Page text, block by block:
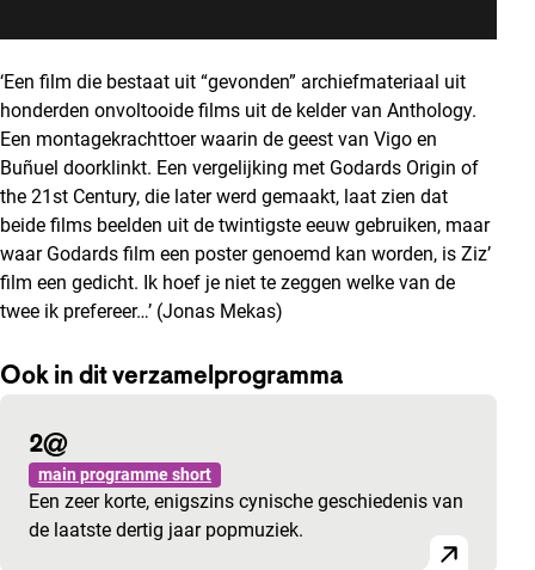
‘Een film die bestaat uit “gevonden” archiefmateriaal uit
honderden onvoltooide films uit de kelder van Anthology.
Een montagekrachttoer waarin de geest van Vigo en
Buñuel doorklinkt. Een vergelijking met Godards Origin of
the 21st Century, die later werd gemaakt, laat zien dat
beide films beelden uit de twintigste eeuw gebruiken, maar
waar Godards film een poster genoemd kan worden, is Ziz’
film een gedicht. Ik hoef je niet te zeggen welke van de
twee ik prefereer…’ (Jonas Mekas)
Ook in dit verzamelprogramma
2@
main programme short
Een zeer korte, enigszins cynische geschiedenis van
de laatste dertig jaar popmuziek.